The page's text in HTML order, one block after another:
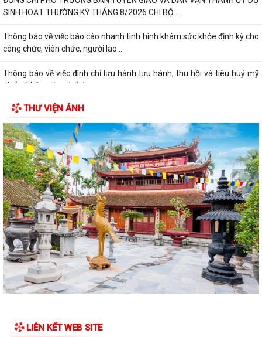
SINH HOẠT THƯỜNG KỲ THÁNG 8/2026 CHI BỘ...
Thông báo về việc báo cáo nhanh tình hình khám sức khỏe định kỳ cho
công chức, viên chức, người lao...
Thông báo về việc đình chỉ lưu hành lưu hành, thu hồi và tiêu huỷ mỹ
phẩm không đạt chất lượng
Thông báo Lịch tiếp công dân của Chủ tịch Ủy ban nhân dân xã An Lão
tháng 8 năm 2026
Thông báo thu hồi thuốc không đạt tiêu chuẩn chất lượng
ĐOÀN KIỂM TRA LIÊN NGÀNH XÃ AN LÃO KIỂM TRA CÔNG TÁC BẢO
ĐẢM AN TOÀN THỰC PHẨM TẠI CÁC CƠ SỞ SẢN...
Đảng ủy - HĐND - UBND - Ủy ban MTTQ Việt Nam xã An Lão dâng
hương tri ân các anh hùng liệt sĩ
Thông báo số 43/TB-HĐND, ngày 29/7/2026 về Kết quả kỳ họp thứ 3
HĐND thành phố
ĐỒNG CHÍ LÊ VĂN HUY PHÓ CHỦ TỊCH UBND XÃ THĂM, TẶNG QUÀ
CÁC GIA ĐÌNH CHÍNH SÁCH NHÂN DỊP 27/7
XÃ CHỦ TRÌ HỘI NGHỊ LÀM VIỆC VỚI BÍ THƯ...
THƯ VIỆN ẢNH
LIÊN KẾT WEB SITE